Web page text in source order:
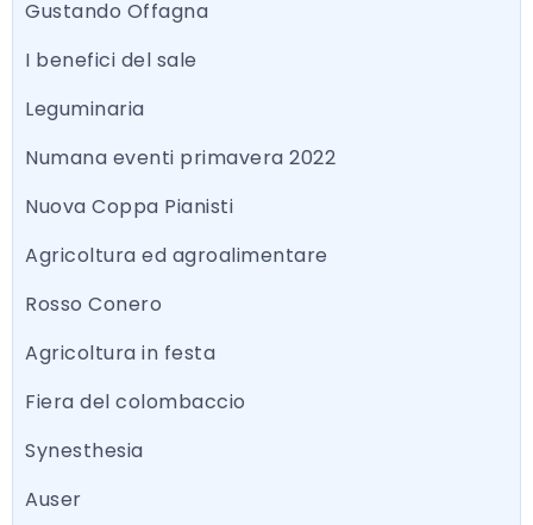
Gustando Offagna
I benefici del sale
Leguminaria
Numana eventi primavera 2022
Nuova Coppa Pianisti
Agricoltura ed agroalimentare
Rosso Conero
Agricoltura in festa
Fiera del colombaccio
Synesthesia
Auser